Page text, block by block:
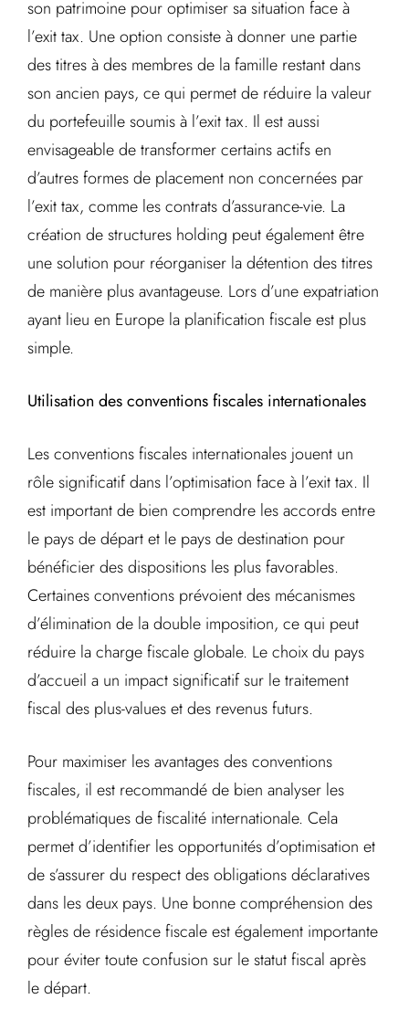
son patrimoine pour optimiser sa situation face à
l’exit tax. Une option consiste à donner une partie
des titres à des membres de la famille restant dans
son ancien pays, ce qui permet de réduire la valeur
du portefeuille soumis à l’exit tax. Il est aussi
envisageable de transformer certains actifs en
d’autres formes de placement non concernées par
l’exit tax, comme les contrats d’assurance-vie. La
création de structures holding peut également être
une solution pour réorganiser la détention des titres
de manière plus avantageuse. Lors d’une expatriation
ayant lieu en Europe la planification fiscale est plus
simple.
Utilisation des conventions fiscales internationales
Les conventions fiscales internationales jouent un
rôle significatif dans l’optimisation face à l’exit tax. Il
est important de bien comprendre les accords entre
le pays de départ et le pays de destination pour
bénéficier des dispositions les plus favorables.
Certaines conventions prévoient des mécanismes
d’élimination de la double imposition, ce qui peut
réduire la charge fiscale globale. Le choix du pays
d’accueil a un impact significatif sur le traitement
fiscal des plus-values et des revenus futurs.
Pour maximiser les avantages des conventions
fiscales, il est recommandé de bien analyser les
problématiques de fiscalité internationale. Cela
permet d’identifier les opportunités d’optimisation et
de s’assurer du respect des obligations déclaratives
dans les deux pays. Une bonne compréhension des
règles de résidence fiscale est également importante
pour éviter toute confusion sur le statut fiscal après
le départ.